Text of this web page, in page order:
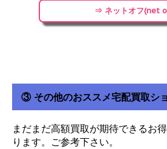
⇒ ネットオフ(net
③ その他のおススメ宅配買取シ
まだまだ高額買取が期待できるお
ります。ご参考下さい。